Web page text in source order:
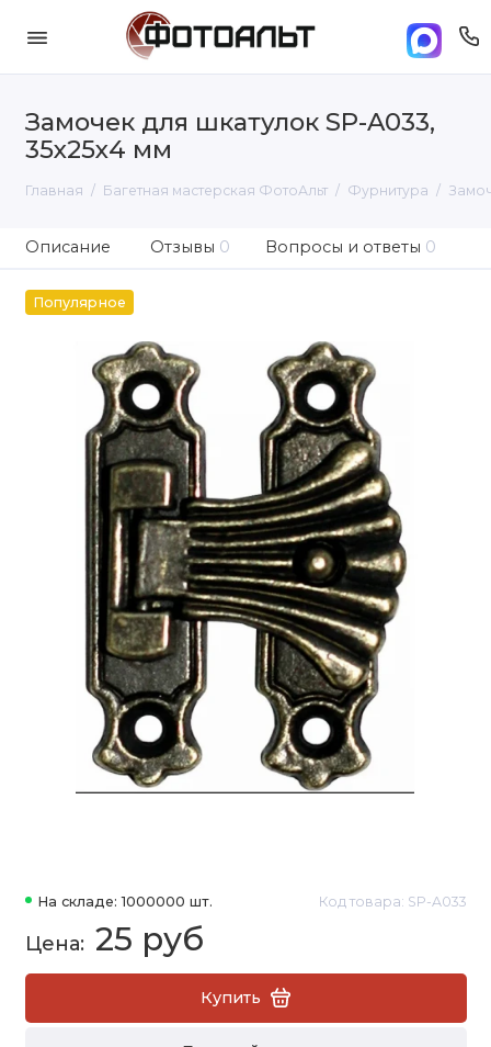
Замочек для шкатулок SP-A033,
35х25х4 мм
Главная Багетная мастерская ФотоАльт Фурнитура
Описание Отзывы 0 Вопросы и ответы 0
Популярное
На складе: 1000000 шт. Код товара: SP-A033
25 руб
Купить